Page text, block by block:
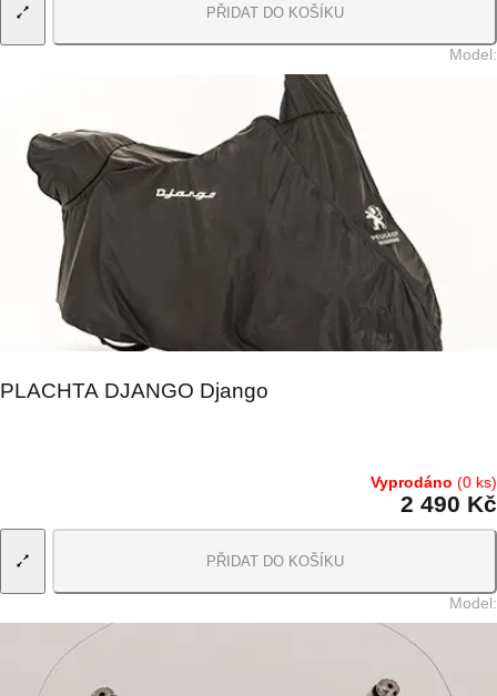
PŘIDAT DO KOŠÍKU
Model:
PLACHTA DJANGO Django
Vyprodáno (0 ks)
2 490 Kč
PŘIDAT DO KOŠÍKU
Model: